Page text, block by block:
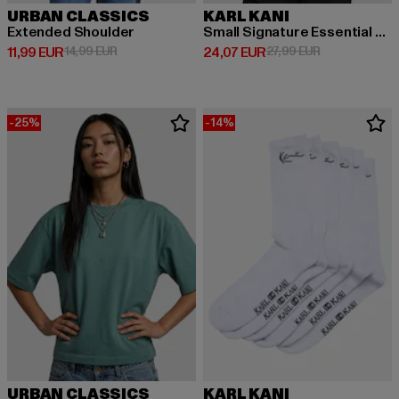
URBAN CLASSICS
Extended Shoulder
11,99 EUR
Derzeitiger Preis: 11,99 EUR
14,99 EURAktionspreis: 14,99 EUR
KARL KANI
Small Signature Essential Oversized
24,07 EUR
Derzeitiger Preis: 24,07 EUR
27,99 EURAktionspreis:
-25%
URBAN CLASSICS
-14%
KARL KANI